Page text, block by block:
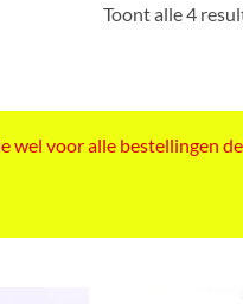
Toont alle 4
wel voor alle bestellingen